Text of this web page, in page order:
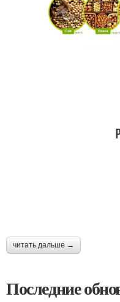
читать дальше →
Последние